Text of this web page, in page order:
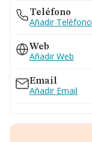
Teléfono
Añadir Teléfono
Web
Añadir Web
Email
Añadir Email